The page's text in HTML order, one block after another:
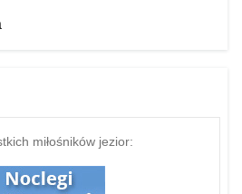
miłośników jezior: